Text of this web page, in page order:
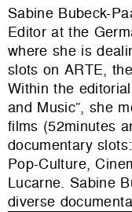
Sabine Bubeck-
Editor at the
where she is
slots on ARTE,
Within the
and Music”, she
films (52minutes
documentary
Pop-Culture,
Lucarne. Sabine
diverse